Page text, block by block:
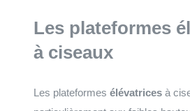
Les plateformes
à ciseaux
Les plateformes élévatrices à